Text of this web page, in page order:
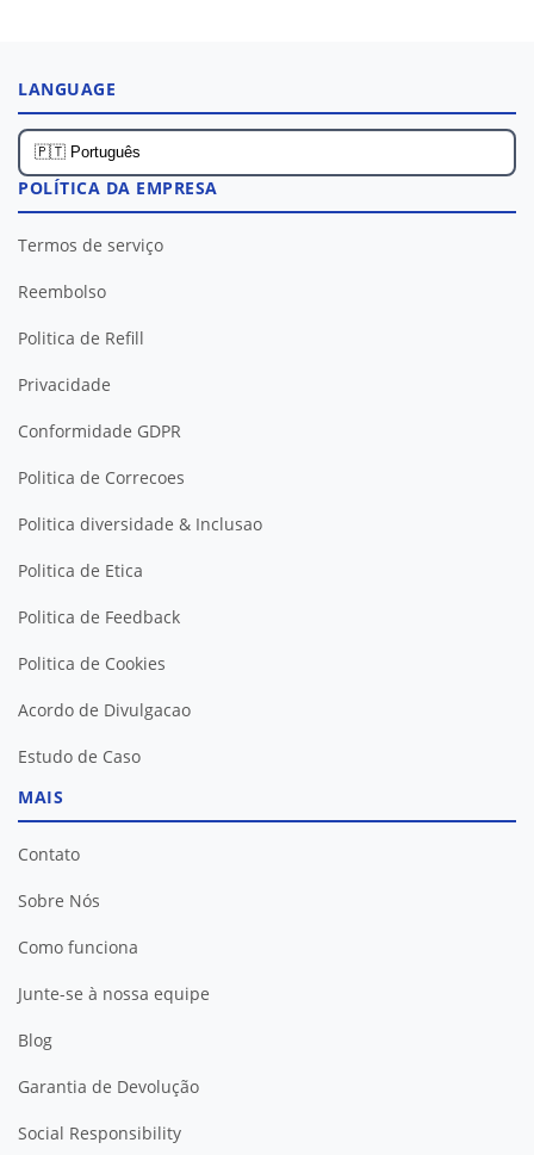
LANGUAGE
POLÍTICA DA EMPRESA
Termos de serviço
Reembolso
Politica de Refill
Privacidade
Conformidade GDPR
Politica de Correcoes
Politica diversidade & Inclusao
Politica de Etica
Politica de Feedback
Politica de Cookies
Acordo de Divulgacao
Estudo de Caso
MAIS
Contato
Sobre Nós
Como funciona
Junte-se à nossa equipe
Blog
Garantia de Devolução
Social Responsibility